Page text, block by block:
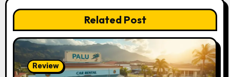
Related Post
Review